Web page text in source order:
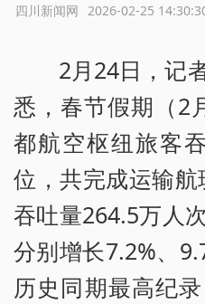
2026-02-25
四川新闻网
2月24日，记
悉，春节假期（2
都航空枢纽旅客
位，共完成运输
吞吐量264.5万人
分别增长7.2%、
历史同期最高纪